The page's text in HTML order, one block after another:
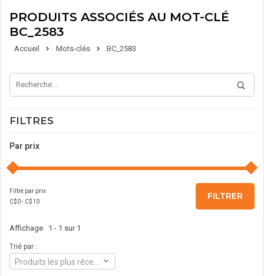
PRODUITS ASSOCIÉS AU MOT-CLÉ
BC_2583
Accueil Mots-clés BC_2583
FILTRES
Par prix
Filtre par prix
C$0- C$10
FILTRER
Affichage 1 - 1 sur 1
Trié par :